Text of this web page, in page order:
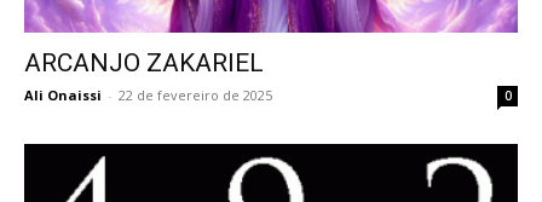
ARCANJO ZAKARIEL
Ali Onaissi - 22 de fevereiro de 2025 0